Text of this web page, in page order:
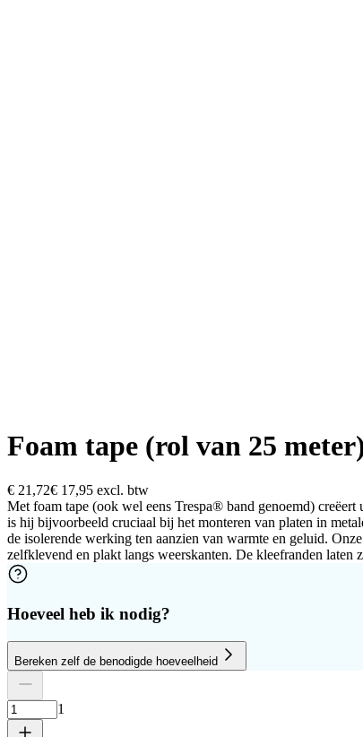
Foam tape (rol van 25
€ 21,72€ 17,95 excl. btw
Met foam tape (ook wel eens Trespa® band genoemd)
is hij bijvoorbeeld cruciaal bij het monteren van platen in
de isolerende werking ten aanzien van warmte en geluid.
zelfklevend en plakt langs weerskanten. De kleefranden laten
Hoeveel heb ik nodig?
Bereken zelf de benodigde hoeveelheid
Aantal platen
Hoogte
Breedte
Verwijder rij
1